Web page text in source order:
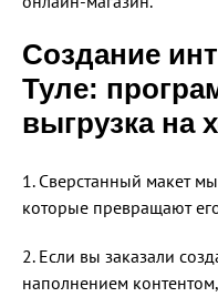
Создание
Туле:
выгрузка на
1. Сверстанный макет
которые превращают
2. Если вы заказали
наполнением